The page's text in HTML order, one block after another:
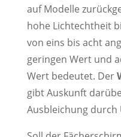
auf Modelle
hohe Lichtechtheit
von eins bis acht
geringen Wert und
Wert bedeutet. Der
gibt Auskunft
Ausbleichung durch